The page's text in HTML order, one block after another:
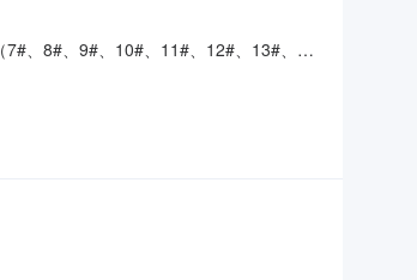
、8#、9#、10#、11#、12#、13#、
公